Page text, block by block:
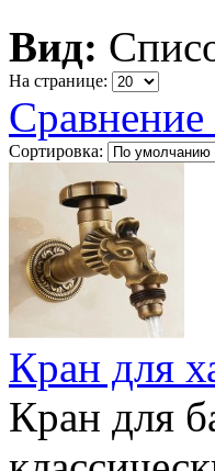
Вид:
На странице:
Сравнение
Сортировка:
Кран для
Кран для